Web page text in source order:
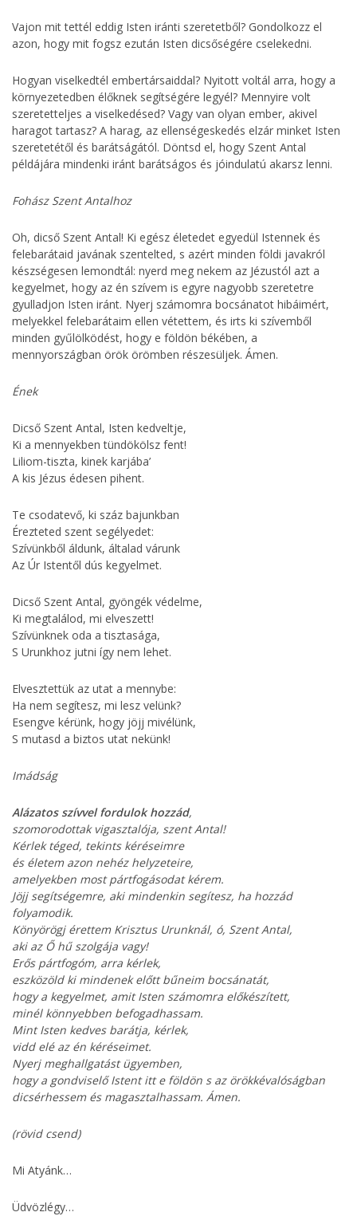
Vajon mit tettél eddig Isten iránti szeretetből? Gondolkozz el
azon, hogy mit fogsz ezután Isten dicsőségére cselekedni.
Hogyan viselkedtél embertársaiddal? Nyitott voltál arra, hogy a
környezetedben élőknek segítségére legyél? Mennyire volt
szeretetteljes a viselkedésed? Vagy van olyan ember, akivel
haragot tartasz? A harag, az ellenségeskedés elzár minket Isten
szeretetétől és barátságától. Döntsd el, hogy Szent Antal
példájára mindenki iránt barátságos és jóindulatú akarsz lenni.
Fohász Szent Antalhoz
Oh, dicső Szent Antal! Ki egész életedet egyedül Istennek és
felebarátaid javának szentelted, s azért minden földi javakról
készségesen lemondtál: nyerd meg nekem az Jézustól azt a
kegyelmet, hogy az én szívem is egyre nagyobb szeretetre
gyulladjon Isten iránt. Nyerj számomra bocsánatot hibáimért,
melyekkel felebarátaim ellen vétettem, és irts ki szívemből
minden gyűlölködést, hogy e földön békében, a
mennyországban örök örömben részesüljek. Ámen.
Ének
Dicső Szent Antal, Isten kedveltje,
Ki a mennyekben tündökölsz fent!
Liliom-tiszta, kinek karjába’
A kis Jézus édesen pihent.
Te csodatevő, ki száz bajunkban
Érezteted szent segélyedet:
Szívünkből áldunk, általad várunk
Az Úr Istentől dús kegyelmet.
Dicső Szent Antal, gyöngék védelme,
Ki megtalálod, mi elveszett!
Szívünknek oda a tisztasága,
S Urunkhoz jutni így nem lehet.
Elvesztettük az utat a mennybe:
Ha nem segítesz, mi lesz velünk?
Esengve kérünk, hogy jöjj mivélünk,
S mutasd a biztos utat nekünk!
Imádság
Alázatos szívvel fordulok hozzád,
szomorodottak vigasztalója, szent Antal!
Kérlek téged, tekints kéréseimre
és életem azon nehéz helyzeteire,
amelyekben most pártfogásodat kérem.
Jöjj segítségemre, aki mindenkin segítesz, ha hozzád
folyamodik.
Könyörögj érettem Krisztus Urunknál, ó, Szent Antal,
aki az Ő hű szolgája vagy!
Erős pártfogóm, arra kérlek,
eszközöld ki mindenek előtt bűneim bocsánatát,
hogy a kegyelmet, amit Isten számomra előkészített,
minél könnyebben befogadhassam.
Mint Isten kedves barátja, kérlek,
vidd elé az én kéréseimet.
Nyerj meghallgatást ügyemben,
hogy a gondviselő Istent itt e földön s az örökkévalóságban
dicsérhessem és magasztalhassam. Ámen.
(rövid csend)
Mi Atyánk…
Üdvözlégy…